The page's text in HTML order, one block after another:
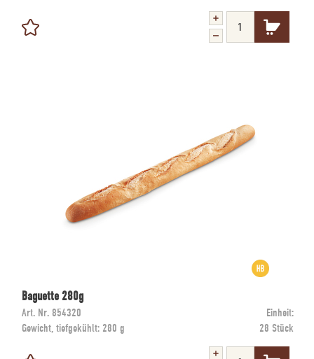
Baguette 280g
Art. Nr. 854320
Einheit:
Gewicht, tiefgekühlt: 280 g 28 Stück